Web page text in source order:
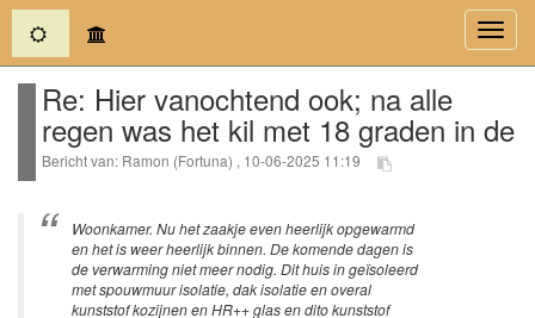
(current)
Re: Hier vanochtend ook; na alle
regen was het kil met 18 graden in de
Bericht van: Ramon (Fortuna) , 10-06-2025 11:19
Woonkamer. Nu het zaakje even heerlijk opgewarmd
en het is weer heerlijk binnen. De komende dagen is
de verwarming niet meer nodig. Dit huis in geïsoleerd
met spouwmuur isolatie, dak isolatie en overal
kunststof kozijnen en HR++ glas en dito kunststof